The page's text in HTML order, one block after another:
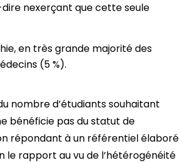
nexerçant que cette seule
en très grande majorité des
(5 %).
nombre d’étudiants souhaitant
bénéficie pas du statut de
répondant à un référentiel élaboré
le rapport au vu de l’hétérogénéité